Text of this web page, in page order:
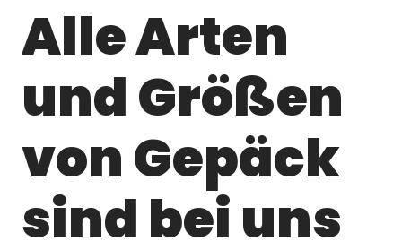
Alle Arten
und Größen
von Gepäck
sind bei uns